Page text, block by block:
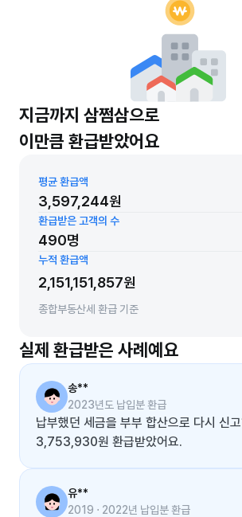
지금까지 삼쩜삼으로
이만큼 환급받았어요
평균 환급액
3,597,244원
환급받은 고객의 수
490명
누적 환급액
2,151,151,857원
종합부동산세 환급 기준
실제 환급받은 사례예요
송**
2023년도 납입분 환급
납부했던 세금을 부부 합산으로 다시 신고
3,753,930원 환급받았어요.
유**
2019 ⋅ 2022년 납입분 환급